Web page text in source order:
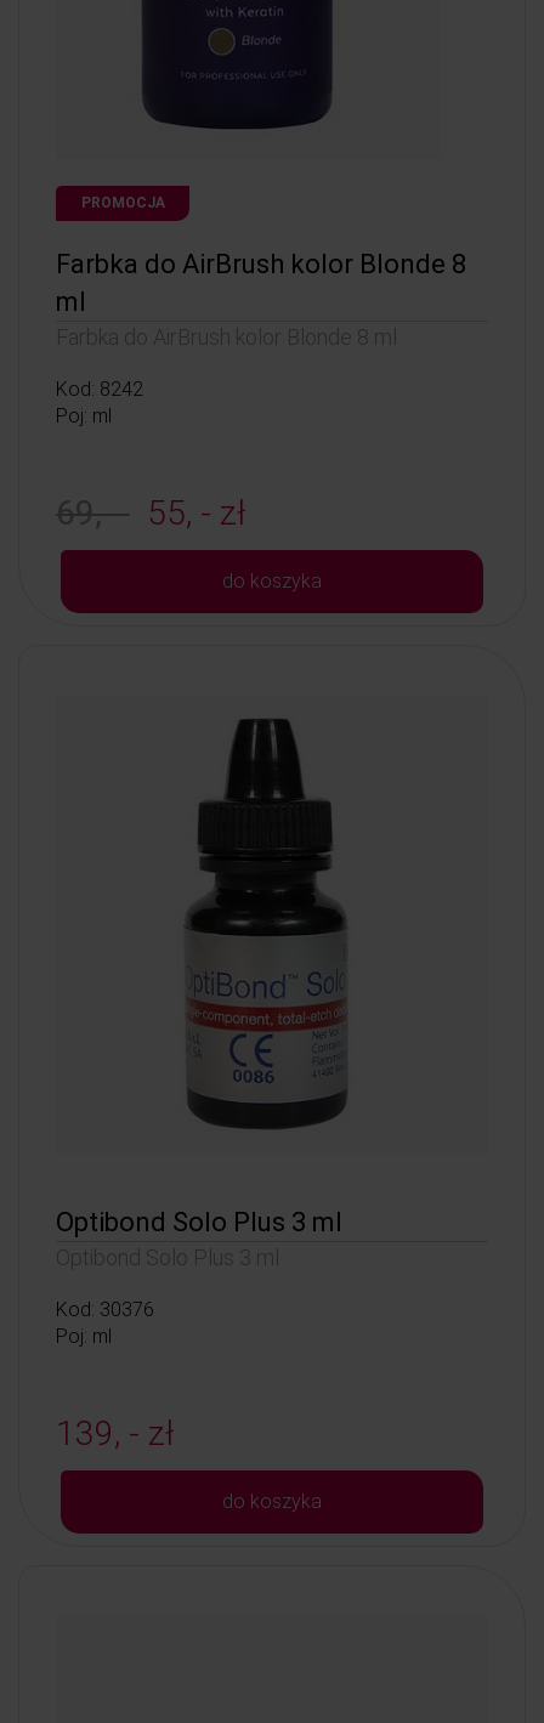
PROMOCJA
Farbka do AirBrush kolor Blonde 8
ml
Farbka do AirBrush kolor Blonde 8 ml
Kod: 8242
Poj: ml
69, - 55, - zł
do koszyka
Optibond Solo Plus 3 ml
Optibond Solo Plus 3 ml
Kod: 30376
Poj: ml
139, - zł
do koszyka